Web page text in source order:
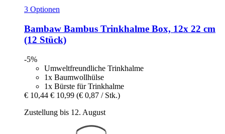
3 Optionen
Bambaw Bambus Trinkhalme Box, 12x 22 cm
(12 Stück)
-5%
Umweltfreundliche Trinkhalme
1x Baumwollhülse
1x Bürste für Trinkhalme
€ 10,44 € 10,99 (€ 0,87 / Stk.)
Zustellung bis 12. August